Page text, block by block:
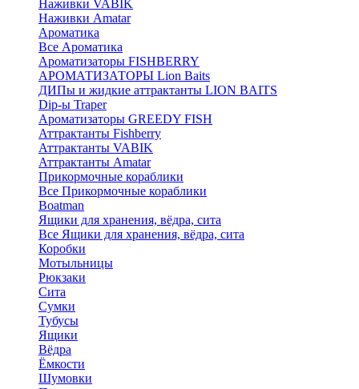
Наживки VABIK
Наживки Amatar
Ароматика
Все Ароматика
Ароматизаторы FISHBERRY
АРОМАТИЗАТОРЫ Lion Baits
ДИПы и жидкие аттрактанты LION BAITS
Dip-ы Traper
Ароматизаторы GREEDY FISH
Аттрактанты Fishberry
Аттрактанты VABIK
Аттрактанты Amatar
Прикормочные кораблики
Все Прикормочные кораблики
Boatman
Ящики для хранения, вёдра, сита
Все Ящики для хранения, вёдра, сита
Коробки
Мотыльницы
Рюкзаки
Сита
Сумки
Тубусы
Ящики
Вёдра
Ёмкости
Шумовки